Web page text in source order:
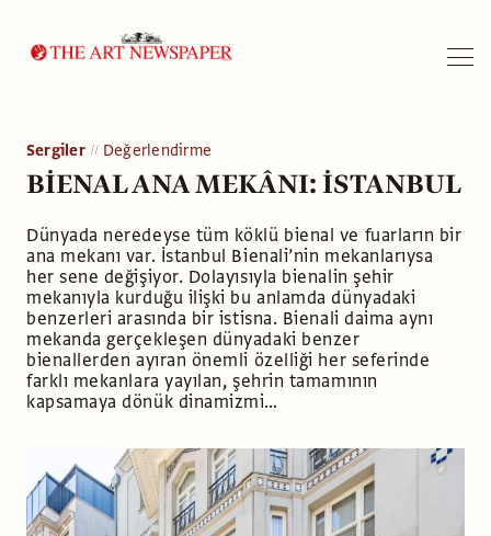
Sergiler Değerlendirme
BİENAL ANA MEKÂNI: İSTANBUL
Dünyada neredeyse tüm köklü bienal ve fuarların bir
ana mekanı var. İstanbul Bienali’nin mekanlarıysa
her sene değişiyor. Dolayısıyla bienalin şehir
mekanıyla kurduğu ilişki bu anlamda dünyadaki
benzerleri arasında bir istisna. Bienali daima aynı
mekanda gerçekleşen dünyadaki benzer
bienallerden ayıran önemli özelliği her seferinde
farklı mekanlara yayılan, şehrin tamamının
kapsamaya dönük dinamizmi…